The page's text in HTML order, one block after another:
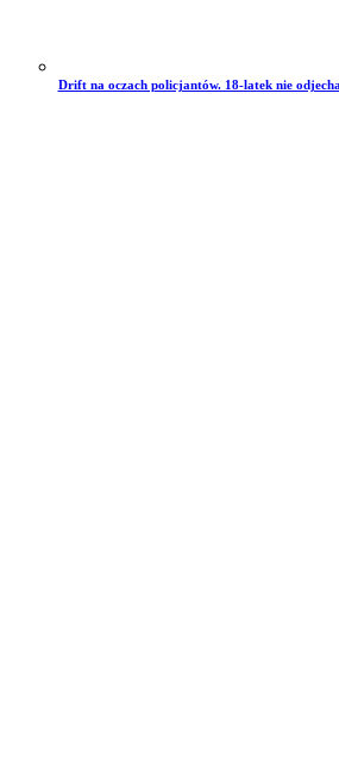
Drift na oczach policjantów. 18-latek nie